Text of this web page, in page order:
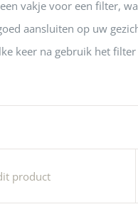
vakje voor een filter,
aansluiten op uw
keer na gebruik het
product